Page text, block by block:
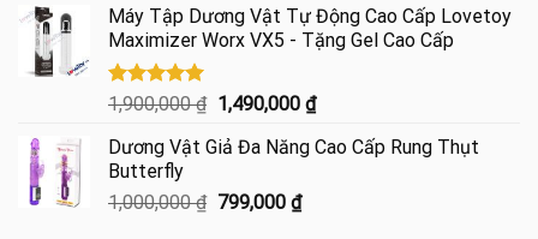
từ
340,000 ₫
680,000 ₫
Máy Tập Dương Vật Tự Động Cao Cấp Lovetoy
Maximizer Worx VX5 - Tặng Gel Cao Cấp
Được xếp
5 sao
1,900,000₫ Giá
là:
1,490,000 ₫Giá
tại
Dương Vật Giả Đa Năng Cao Cấp Rung Thụt
Butterfly
1,000,000₫ Giá
799,000 ₫Giá